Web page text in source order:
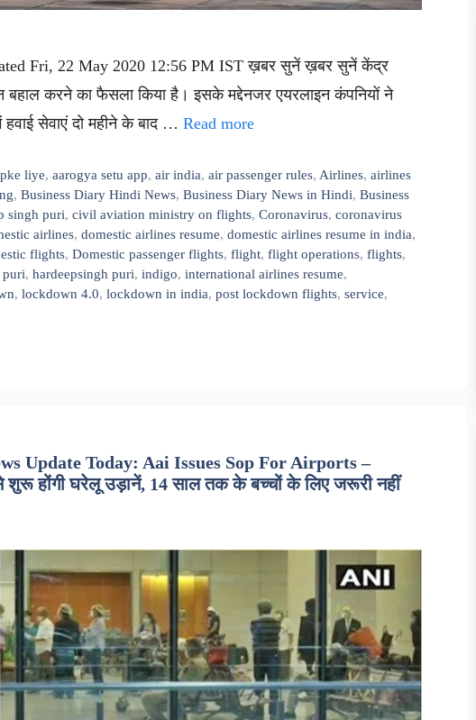
Fri, 22 May 2020 12:56 PM IST ख़बर सुनें ख़बर सुनें केंद्र
बहाल करने का फैसला किया है। इसके मद्देनजर एयरलाइन कंपनियों ने
सेवाएं दो महीने के बाद … Read more
liye,aarogya setu app,air india,air passenger rules, Airlines,airlines
, Business Diary Hindi News, Business Diary News in Hindi, Business
singh puri, civil aviation ministry on flights, Coronavirus, coronavirus
airlines, domestic airlines resume, domestic airlines resume in india,
flights, Domestic passenger flights, flight, flight operations, flights,
puri, hardeepsingh puri, indigo, international airlines resume,
, lockdown 4.0, lockdown in india, post lockdown flights, service,
Update Today: Aai Issues Sop For Airports –
होंगी घरेलू उड़ानें, 14 साल तक के बच्चों के लिए जरूरी नहीं